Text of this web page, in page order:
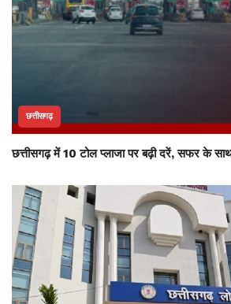
छत्तीसगढ़
छत्तीसगढ़ में 10 टोल प्लाजा पर बढ़ी दरें, सफर के